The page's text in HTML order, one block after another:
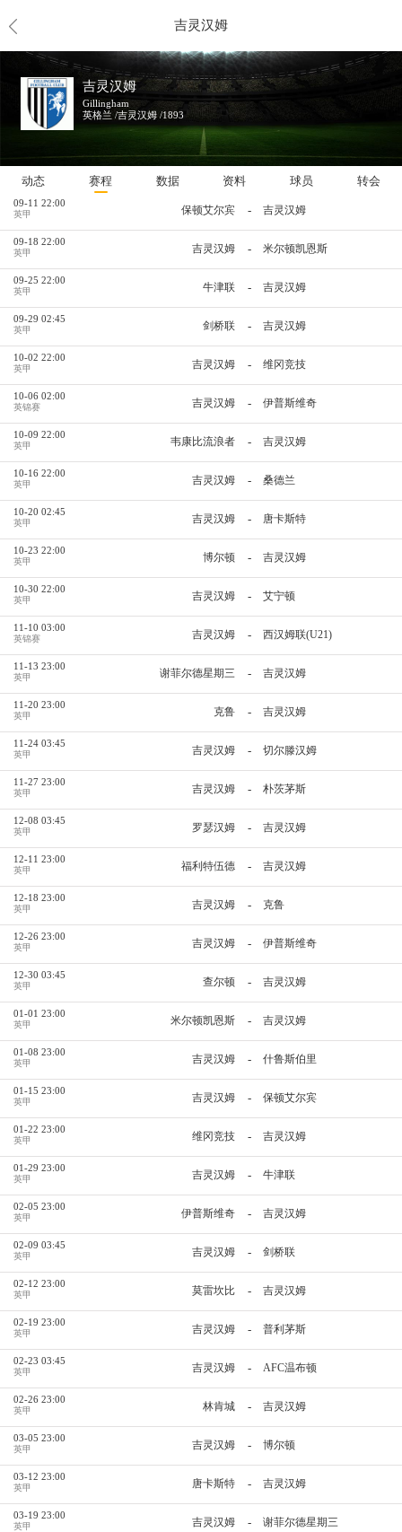
吉灵汉姆
吉灵汉姆
Gillingham
英格兰 /吉灵汉姆 /1893
动态 赛程 数据 资料 球员 转会
未来赛程
08-28 22:00
什鲁斯伯里 - 吉灵汉姆
09-01 02:00
科切斯特联 - 吉灵汉姆
09-04 22:00
英甲
09-11 22:00
英甲 保顿艾尔宾 - 吉灵汉姆
09-18 22:00
英甲 吉灵汉姆 - 米尔顿凯恩斯
09-25 22:00
英甲 牛津联 - 吉灵汉姆
09-29 02:45
英甲 剑桥联 - 吉灵汉姆
10-02 22:00
英甲 吉灵汉姆 - 维冈竞技
10-06 02:00
英锦赛 吉灵汉姆 - 伊普斯维奇
10-09 22:00
英甲 韦康比流浪者 - 吉灵汉姆
10-16 22:00
英甲 吉灵汉姆 - 桑德兰
10-20 02:45
英甲 吉灵汉姆 - 唐卡斯特
10-23 22:00
英甲 博尔顿 - 吉灵汉姆
10-30 22:00
英甲 吉灵汉姆 - 艾宁顿
11-10 03:00
英锦赛 吉灵汉姆 - 西汉姆联(U21)
11-13 23:00
英甲 谢菲尔德星期三 - 吉灵汉姆
11-20 23:00
英甲 克鲁 - 吉灵汉姆
11-24 03:45
英甲 吉灵汉姆 - 切尔滕汉姆
11-27 23:00
英甲 吉灵汉姆 - 朴茨茅斯
12-08 03:45
英甲 罗瑟汉姆 - 吉灵汉姆
12-11 23:00
英甲 福利特伍德 - 吉灵汉姆
12-18 23:00
英甲 吉灵汉姆 - 克鲁
12-26 23:00
英甲 吉灵汉姆 - 伊普斯维奇
12-30 03:45
英甲 查尔顿 - 吉灵汉姆
01-01 23:00
英甲 米尔顿凯恩斯 - 吉灵汉姆
01-08 23:00
英甲 吉灵汉姆 - 什鲁斯伯里
01-15 23:00
英甲 吉灵汉姆 - 保顿艾尔宾
01-22 23:00
英甲 维冈竞技 - 吉灵汉姆
01-29 23:00
英甲 吉灵汉姆 - 牛津联
02-05 23:00
英甲 伊普斯维奇 - 吉灵汉姆
02-09 03:45
英甲 吉灵汉姆 - 剑桥联
02-12 23:00
英甲 莫雷坎比 - 吉灵汉姆
02-19 23:00
英甲 吉灵汉姆 - 普利茅斯
02-23 03:45
英甲 吉灵汉姆 - AFC温布顿
02-26 23:00
英甲 林肯城 - 吉灵汉姆
03-05 23:00
英甲 吉灵汉姆 - 博尔顿
03-12 23:00
英甲 唐卡斯特 - 吉灵汉姆
03-19 23:00
英甲 吉灵汉姆 - 谢菲尔德星期三